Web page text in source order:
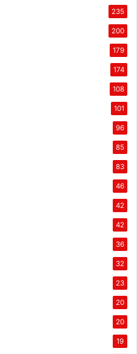
235
200
179
174
108
101
96
85
83
46
42
42
36
32
23
20
20
19